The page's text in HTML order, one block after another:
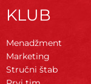
KLUB
Menadžment
Marketing
Stručni štab